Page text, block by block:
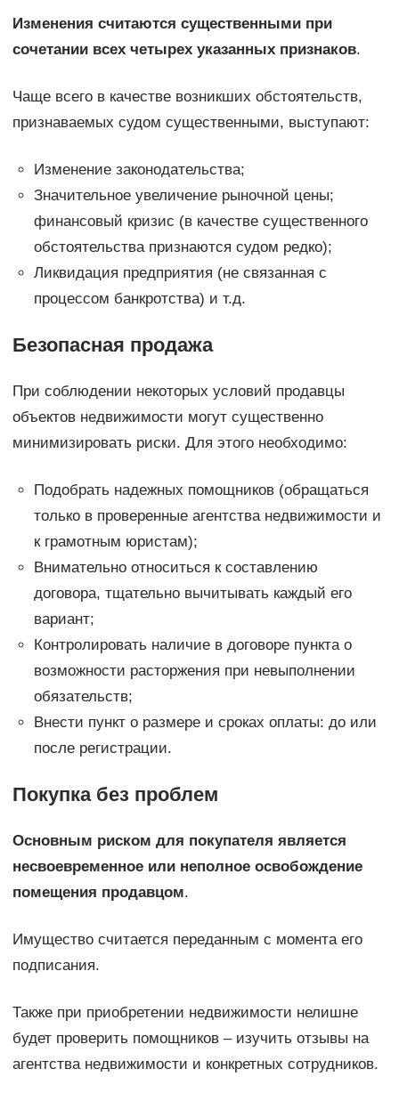
Изменения считаются существенными при
сочетании всех четырех указанных признаков.
Чаще всего в качестве возникших обстоятельств,
признаваемых судом существенными, выступают:
Изменение законодательства;
Значительное увеличение рыночной цены;
финансовый кризис (в качестве существенного
обстоятельства признаются судом редко);
Ликвидация предприятия (не связанная с
процессом банкротства) и т.д.
Безопасная продажа
При соблюдении некоторых условий продавцы
объектов недвижимости могут существенно
минимизировать риски. Для этого необходимо:
Подобрать надежных помощников (обращаться
только в проверенные агентства недвижимости и
к грамотным юристам);
Внимательно относиться к составлению
договора, тщательно вычитывать каждый его
вариант;
Контролировать наличие в договоре пункта о
возможности расторжения при невыполнении
обязательств;
Внести пункт о размере и сроках оплаты: до или
после регистрации.
Покупка без проблем
Основным риском для покупателя является
несвоевременное или неполное освобождение
помещения продавцом.
Имущество считается переданным с момента его
подписания.
Также при приобретении недвижимости нелишне
будет проверить помощников – изучить отзывы на
агентства недвижимости и конкретных сотрудников.